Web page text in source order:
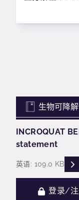
生物可降
INCROQUAT
statement
英语: 109.0 KB
登录/